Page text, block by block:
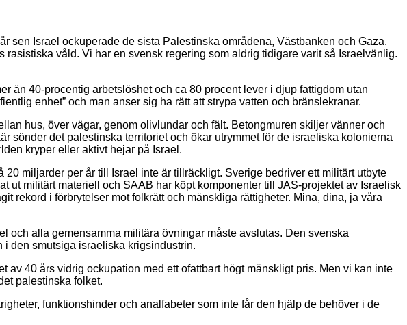
sen Israel ockuperade de sista Palestinska områdena, Västbanken och Gaza.
våld. Vi har en svensk regering som aldrig tidigare varit så Israelvänlig.
än 40-procentig arbetslöshet och ca 80 procent lever i djup fattigdom utan
enhet” och man anser sig ha rätt att strypa vatten och bränslekranar.
hus, över vägar, genom olivlundar och fält. Betongmuren skiljer vänner och
sönder det palestinska territoriet och ökar utrymmet för de israeliska kolonierna
kryper eller aktivt hejar på Israel.
miljarder per år till Israel inte är tillräckligt. Sverige bedriver ett militärt utbyte
ut militärt materiell och SAAB har köpt komponenter till JAS-projektet av Israelisk
rekord i förbrytelser mot folkrätt och mänskliga rättigheter. Mina, dina, ja våra
och alla gemensamma militära övningar måste avslutas. Den svenska
den smutsiga israeliska krigsindustrin.
av 40 års vidrig ockupation med ett ofattbart högt mänskligt pris. Men vi kan inte
palestinska folket.
funktionshinder och analfabeter som inte får den hjälp de behöver i de